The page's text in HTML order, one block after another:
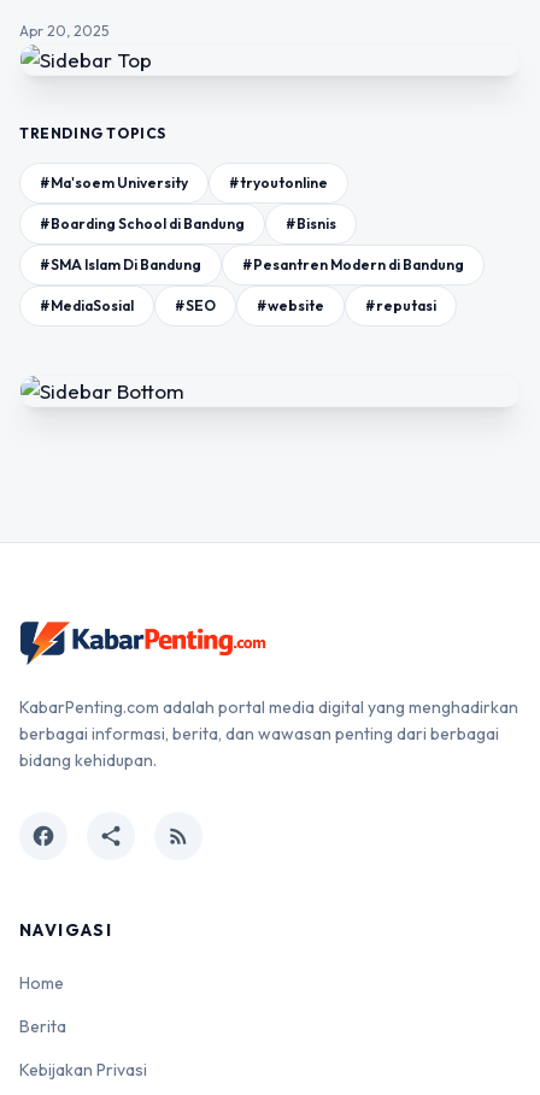
Apr 20, 2025
TRENDING TOPICS
#Ma'soem University #tryoutonline
#Boarding School di Bandung #Bisnis
#SMA Islam Di Bandung #Pesantren Modern di Bandung
#MediaSosial #SEO #website #reputasi
KabarPenting.com adalah portal media digital yang menghadirkan
berbagai informasi, berita, dan wawasan penting dari berbagai
bidang kehidupan.
facebook share rss_feed
NAVIGASI
Home
Berita
Kebijakan Privasi